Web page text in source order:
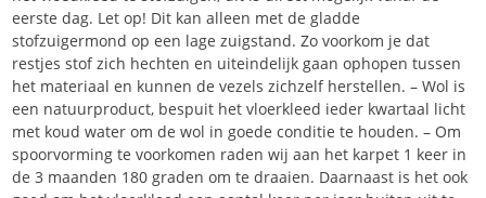
eerste dag. Let op! Dit kan alleen met de gladde
stofzuigermond op een lage zuigstand. Zo voorkom je dat
restjes stof zich hechten en uiteindelijk gaan ophopen tussen
het materiaal en kunnen de vezels zichzelf herstellen. – Wol is
een natuurproduct, bespuit het vloerkleed ieder kwartaal licht
met koud water om de wol in goede conditie te houden. – Om
spoorvorming te voorkomen raden wij aan het karpet 1 keer in
de 3 maanden 180 graden om te draaien. Daarnaast is het ook